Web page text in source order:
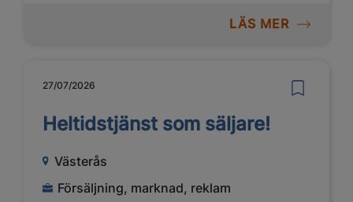
LÄS MER
27/07/2026
Heltidstjänst som säljare!
Västerås
Försäljning, marknad, reklam